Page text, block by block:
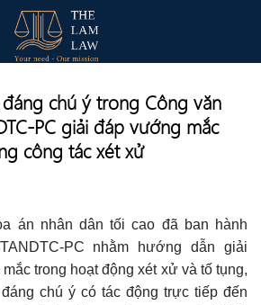
chú ý trong Công văn
PC giải đáp vướng mắc
công tác xét xử
án nhân dân tối cao đã ban hành
PC nhằm hướng dẫn giải
trong hoạt động xét xử và tố tụng,
chú ý có tác động trực tiếp đến